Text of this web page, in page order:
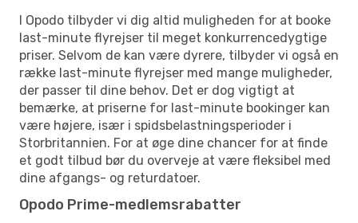
I Opodo tilbyder vi dig altid muligheden for at booke
last-minute flyrejser til meget konkurrencedygtige
priser. Selvom de kan være dyrere, tilbyder vi også en
række last-minute flyrejser med mange muligheder,
der passer til dine behov. Det er dog vigtigt at
bemærke, at priserne for last-minute bookinger kan
være højere, især i spidsbelastningsperioder i
Storbritannien. For at øge dine chancer for at finde
et godt tilbud bør du overveje at være fleksibel med
dine afgangs- og returdatoer.
Opodo Prime-medlemsrabatter